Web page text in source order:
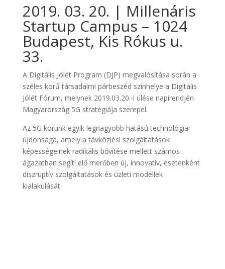
2019. 03. 20. | Millenáris
Startup Campus – 1024
Budapest, Kis Rókus u.
33.
A Digitális Jólét Program (DJP) megvalósítása során a
széles körű társadalmi párbeszéd színhelye a Digitális
Jólét Fórum, melynek 2019.03.20.-i ülése napirendjén
Magyarország 5G stratégiája szerepel.
Az 5G korunk egyik legnagyobb hatású technológiai
újdonsága, amely a távközlési szolgáltatások
képességeinek radikális bővítése mellett számos
ágazatban segíti elő merőben új, innovatív, esetenként
diszruptív szolgáltatások és üzleti modellek
kialakulását.